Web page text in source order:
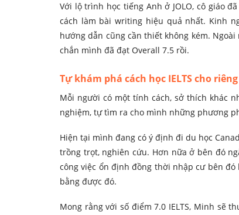
Với lộ trình học tiếng Anh ở JOLO, cô giáo
cách làm bài writing hiệu quả nhất. Kinh
hướng dẫn cũng cần thiết không kém.
chắn mình đã đạt Overall 7.5 rồi.
Tự khám phá cách học IELTS cho
Mỗi người có một tính cách, sở thích khác
nghiệm, tự tìm ra cho mình những phương
Hiện tại mình đang có ý định đi du học
trồng trọt, nghiên cứu. Hơn nữa ở bên đó
công việc ổn định đồng thời nhập cư bên
bằng được đó.
Mong rằng với số điểm 7.0 IELTS, Minh sẽ